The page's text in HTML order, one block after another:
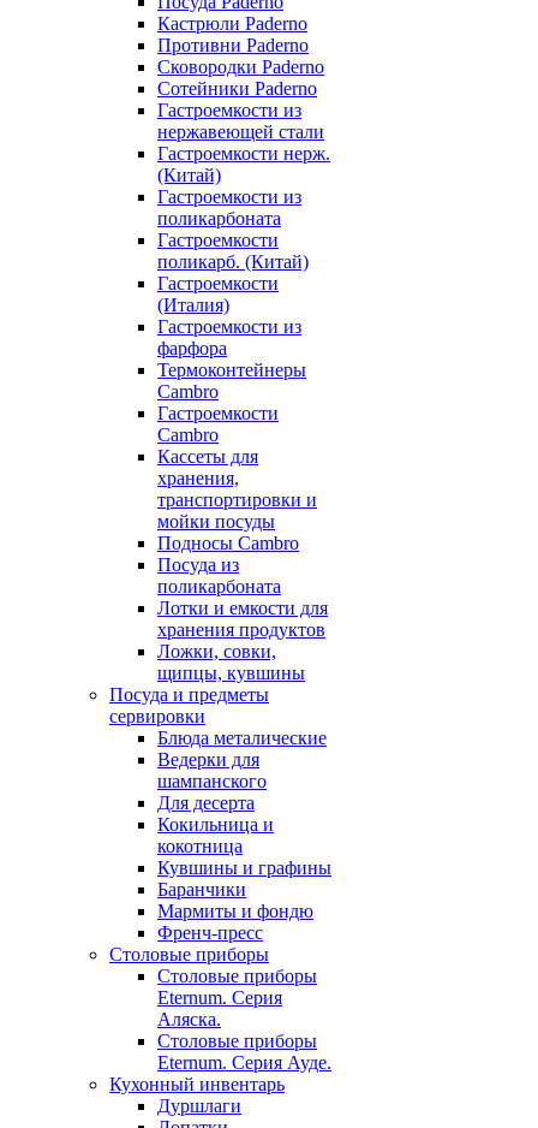
Кастрюли Paderno
Противни Paderno
Сковородки Paderno
Сотейники Paderno
Гастроемкости из
нержавеющей стали
Гастроемкости нерж.
(Китай)
Гастроемкости из
поликарбоната
Гастроемкости
поликарб. (Китай)
Гастроемкости
(Италия)
Гастроемкости из
фарфора
Термоконтейнеры
Cambro
Гастроемкости
Cambro
Кассеты для
хранения,
транспортировки и
мойки посуды
Подносы Cambro
Посуда из
поликарбоната
Лотки и емкости для
хранения продуктов
Ложки, совки,
щипцы, кувшины
Посуда и предметы
сервировки
Блюда металические
Ведерки для
шампанского
Для десерта
Кокильница и
кокотница
Кувшины и графины
Баранчики
Мармиты и фондю
Френч-пресс
Столовые приборы
Столовые приборы
Eternum. Серия
Аляска.
Столовые приборы
Eternum. Серия Ауде.
Кухонный инвентарь
Дуршлаги